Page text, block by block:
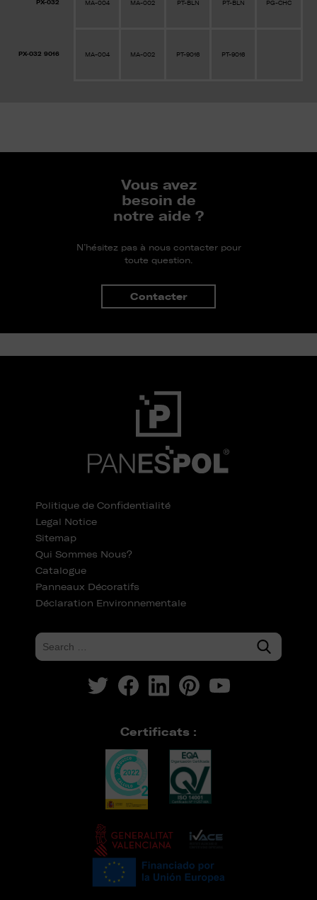
PX-032 MA-004 MA-002 PT-BLN PT-BLN PG-CHC
PX-032 9016 MA-004 MA-002 PT-9016 PT-9016
Vous avez
besoin de
notre aide ?
N’hésitez pas à nous contacter pour
toute question.
Contacter
Politique de Confidentialité
Legal Notice
Sitemap
Qui Sommes Nous?
Catalogue
Panneaux Décoratifs
Déclaration Environnementale
Certificats :